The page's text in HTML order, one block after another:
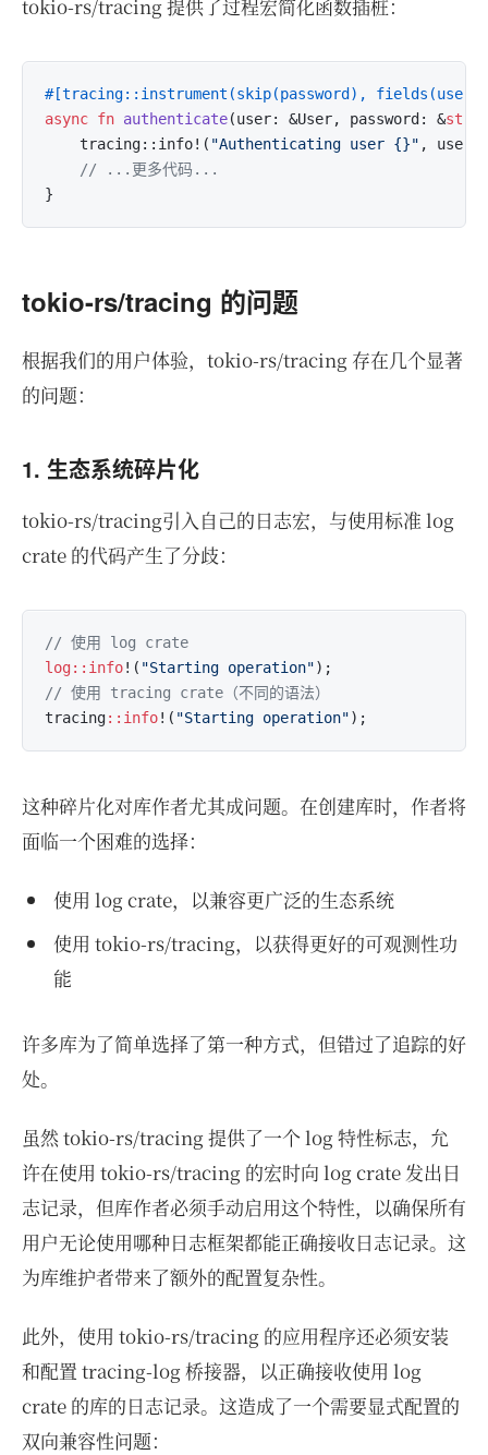
tokio-rs/tracing 提供了过程宏简化函数插桩：
#[tracing::instrument(skip(password),
async fn authenticate(user: &User, password: &str
    tracing::info!(
"Authenticating user {}" ,
// ...更多代码...
tokio-rs/tracing 的问题
根据我们的用户体验，tokio-rs/tracing 存在几个显著
的问题：
1. 生态系统碎片化
tokio-rs/tracing引入自己的日志宏，与使用标准 log
crate 的代码产生了分歧：
// 使用 log crate
log::info!( "Starting operation"
// 使用 tracing crate（不同的语法）
tracing::info!( "Starting operation"
这种碎片化对库作者尤其成问题。在创建库时，作者将
面临一个困难的选择：
使用 log crate，以兼容更广泛的生态系统
使用 tokio-rs/tracing，以获得更好的可观测性功
能
许多库为了简单选择了第一种方式，但错过了追踪的好
处。
虽然 tokio-rs/tracing 提供了一个 log 特性标志，允
许在使用 tokio-rs/tracing 的宏时向 log crate 发出日
志记录，但库作者必须手动启用这个特性，以确保所有
用户无论使用哪种日志框架都能正确接收日志记录。这
为库维护者带来了额外的配置复杂性。
此外，使用 tokio-rs/tracing 的应用程序还必须安装
和配置 tracing-log 桥接器，以正确接收使用 log
crate 的库的日志记录。这造成了一个需要显式配置的
双向兼容性问题：